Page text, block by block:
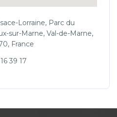
Lorraine, Parc du
sur-Marne, Val-de-Marne,
France
39 17